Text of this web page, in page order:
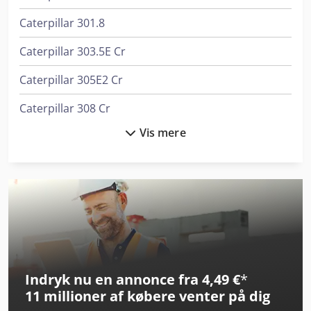
Caterpillar 301.8
Caterpillar 303.5E Cr
Caterpillar 305E2 Cr
Caterpillar 308 Cr
Caterpillar 330
Caterpillar 336
Caterpillar 3512B
Caterpillar 352
Caterpillar 908M
Vis mere
Indryk nu en annonce fra 4,49 €*
11 millioner af købere venter på dig